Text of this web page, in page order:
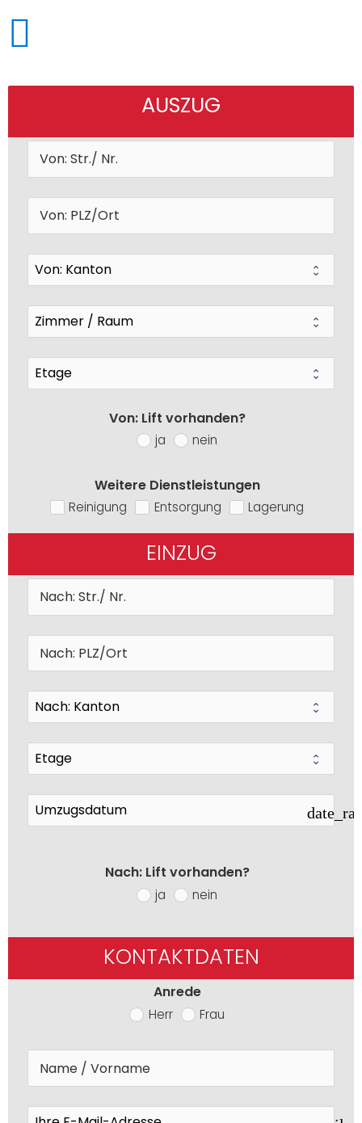
AUSZUG
Von: Lift vorhanden?
ja nein
Weitere Dienstleistungen
Reinigung Entsorgung Lagerung
EINZUG
Nach: Lift vorhanden?
ja nein
KONTAKTDATEN
Anrede
Herr Frau